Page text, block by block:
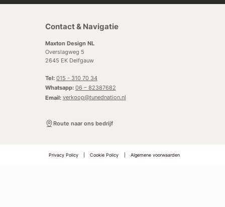
Contact & Navigatie
Maxton Design NL
Overslagweg 5
2645 EK Delfgauw
Tel: 015 - 310 70 34
Whatsapp: 06 – 82387682
Email: verkoop@tunednation.nl
Route naar ons bedrijf
Privacy Policy Cookie Policy Algemene voorwaarden